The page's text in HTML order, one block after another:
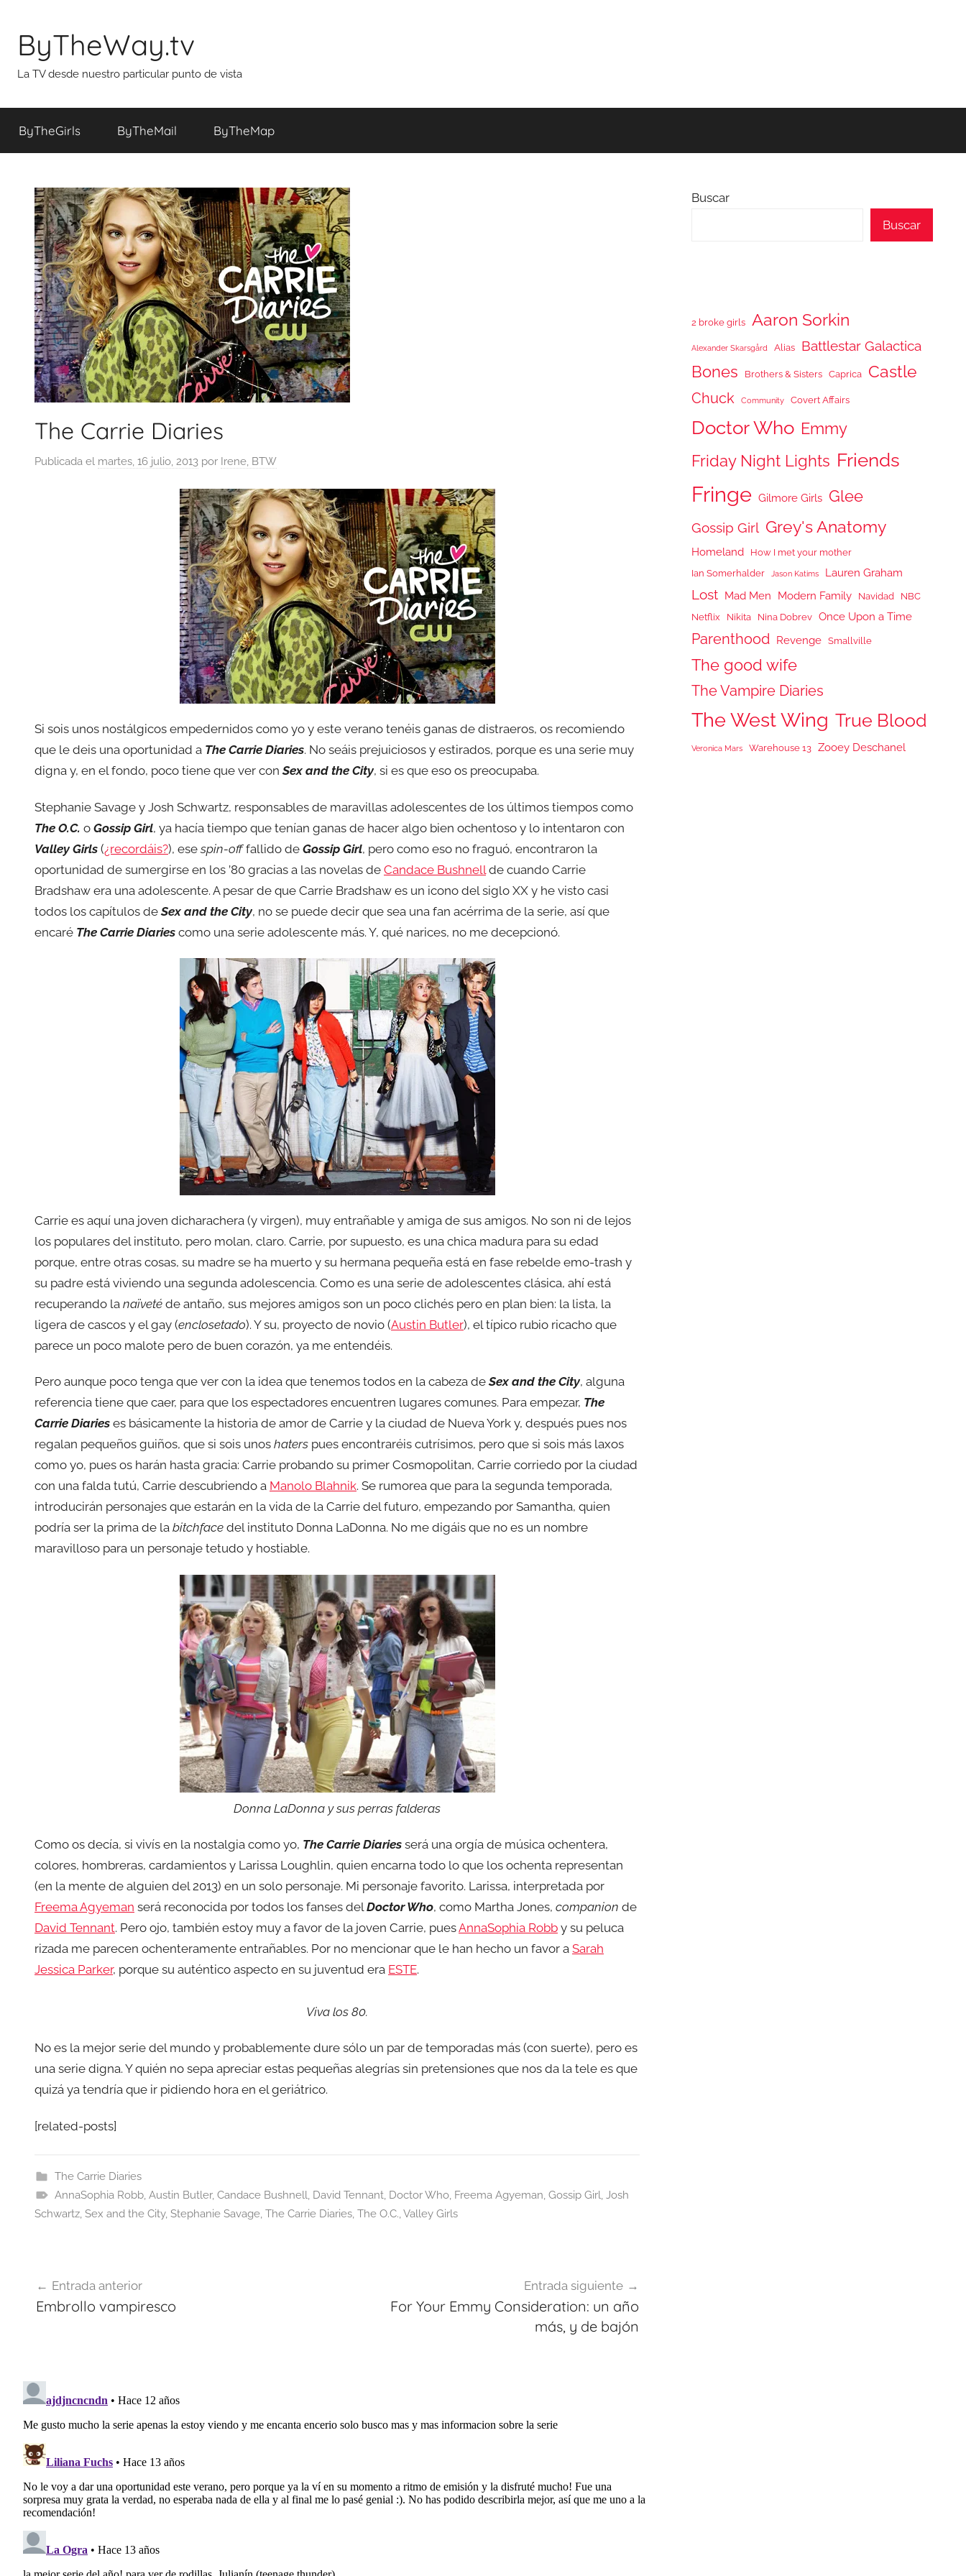
contenido
ByTheWay.tv
La TV desde nuestro particular punto de vista
ByTheGirls ByTheMail ByTheMap
The Carrie Diaries
Publicada el martes, 16 julio, 2013 por Irene, BTW
Si sois unos nostálgicos empedernidos como yo y este verano tenéis ganas de distraeros, os recomiendo
que le deis una oportunidad a The Carrie Diaries. No seáis prejuiciosos y estirados, porque es una serie muy
digna y, en el fondo, poco tiene que ver conSex and the City, si es que eso os preocupaba.
Stephanie Savage y Josh Schwartz, responsables de maravillas adolescentes de los últimos tiempos como
The O.C. o Gossip Girl, ya hacía tiempo que tenían ganas de hacer algo bien ochentoso y lo intentaron con
Valley Girls (¿recordáis?), esespin-offfallido de Gossip Girl, pero como eso no fraguó, encontraron la
oportunidad de sumergirse en los ’80 gracias a las novelas de Candace Bushnell de cuando Carrie
Bradshaw era una adolescente. A pesar de que Carrie Bradshaw es un icono del siglo XX y he visto casi
todos los capítulos deSex and the City, no se puede decir que sea una fan acérrima de la serie, así que
encaré The Carrie Diaries como una serie adolescente más. Y, qué narices, no me decepcionó.
Carrie es aquí una joven dicharachera (y virgen), muy entrañable y amiga de sus amigos. No son ni de lejos
los populares del instituto, pero molan, claro. Carrie, por supuesto, es una chica madura para su edad
porque, entre otras cosas, su madre se ha muerto y su hermana pequeña está en fase rebelde emo-trash y
su padre está viviendo una segunda adolescencia. Como es una serie de adolescentes clásica, ahí está
recuperando la naïveté de antaño, sus mejores amigos son un poco clichés pero en plan bien: la lista, la
ligera de cascos y el gay (enclosetado). Y su, proyecto de novio (Austin Butler), el típico rubio ricacho que
parece un poco malote pero de buen corazón, ya me entendéis.
Pero aunque poco tenga que ver con la idea que tenemos todos en la cabeza deSex and the City, alguna
referencia tiene que caer, para que los espectadores encuentren lugares comunes. Para empezar, The
Carrie Diaries es básicamente la historia de amor de Carrie y la ciudad de Nueva York y, después pues nos
regalan pequeños guiños, que si sois unos haters pues encontraréis cutrísimos, pero que si sois más laxos
como yo, pues os harán hasta gracia: Carrie probando su primer Cosmopolitan, Carrie corriedo por la ciudad
con una falda tutú, Carrie descubriendo a Manolo Blahnik. Se rumorea que para la segunda temporada,
introducirán personajes que estarán en la vida de la Carrie del futuro, empezando por Samantha, quien
podría ser la prima de la bitchface del instituto Donna LaDonna. No me digáis que no es un nombre
maravilloso para un personaje tetudo y hostiable.
Donna LaDonna y sus perras falderas
Como os decía, si vivís en la nostalgia como yo, The Carrie Diaries será una orgía de música ochentera,
colores, hombreras, cardamientos y Larissa Loughlin, quien encarna todo lo que los ochenta representan
(en la mente de alguien del 2013) en un solo personaje. Mi personaje favorito. Larissa, interpretada por
Freema Agyeman será reconocida por todos los fanses delDoctor Who, como Martha Jones, companion de
David Tennant. Pero ojo, también estoy muy a favor de la joven Carrie, puesAnnaSophia Robb y su peluca
rizada me parecen ochenteramente entrañables. Por no mencionar que le han hecho un favor a Sarah
Jessica Parker, porque su auténtico aspecto en su juventud era ESTE.
Viva los 80.
No es la mejor serie del mundo y probablemente dure sólo un par de temporadas más (con suerte), pero es
una serie digna. Y quién no sepa apreciar estas pequeñas alegrías sin pretensiones que nos da la tele es que
quizá ya tendría que ir pidiendo hora en el geriátrico.
[related-posts]
The Carrie Diaries
AnnaSophia Robb, Austin Butler, Candace Bushnell David Tennant, Doctor Who, Freema Agyeman Gossip Girl Josh
Schwartz Sex and the City, Stephanie Savage The Carrie Diaries The O.C. Valley Girls
de
Entrada anterior
Embrollo vampiresco
Entrada siguiente
For Your Emmy Consideration: un año
más, y de bajón
Buscar
Buscar
2 broke girls Aaron Sorkin
Alexander Skarsgård Alias Battlestar Galactica
Bones Brothers & Sisters Caprica Castle
Chuck Community Covert Affairs
Doctor Who Emmy
Friday Night Lights Friends
Fringe Gilmore Girls Glee
Gossip Girl Grey's Anatomy
Homeland
How I met your mother
Ian Somerhalder
Jason Katims Lauren Graham
Lost Mad Men Modern Family Navidad
NBC
Netflix
Nikita Nina Dobrev Once Upon a Time
Parenthood Revenge Smallville
The good wife
The Vampire Diaries
The West Wing True Blood
Veronica Mars Warehouse 13 Zooey Deschanel